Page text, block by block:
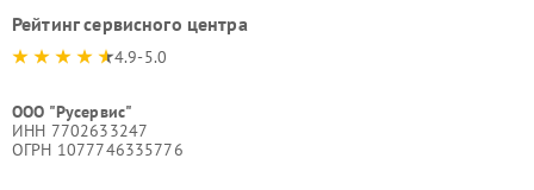
Рейтинг сервисного центра
4.9-5.0
ООО "Русервис"
ИНН 7702633247
ОГРН 1077746335776